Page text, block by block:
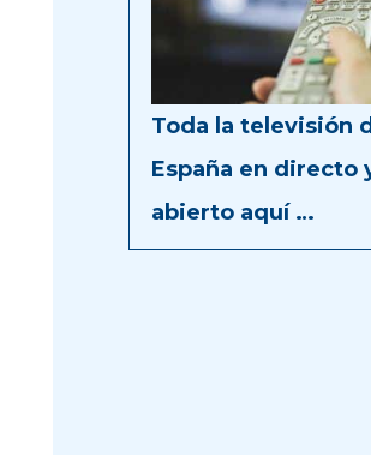
Toda la televisión
España en directo
abierto aquí …